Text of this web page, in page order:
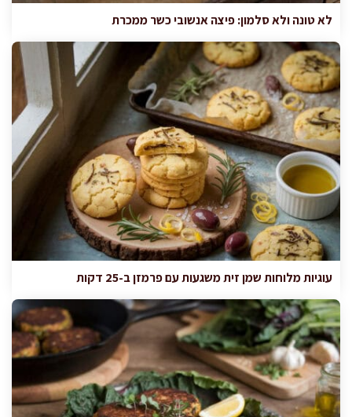
לא טונה ולא סלמון: פיצה אנשובי כשר ממכרת
עוגיות מלוחות שמן זית משגעות עם פרמזן ב-25 דקות